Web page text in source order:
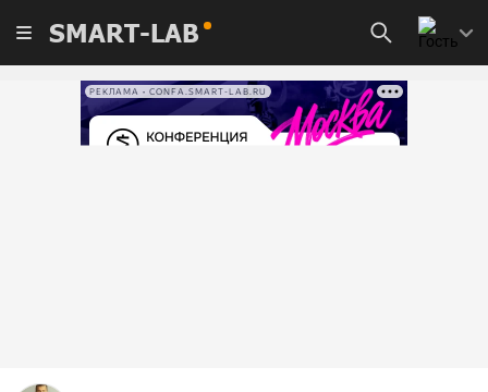
SMART-LAB
РЕКЛАМА • CONFA.SMART-LAB.RU